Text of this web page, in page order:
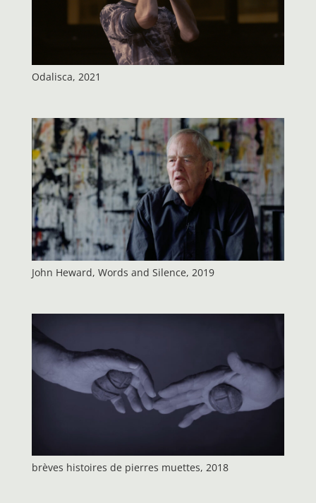
Odalisca, 2021
John Heward, Words and Silence, 2019
brèves histoires de pierres muettes, 2018